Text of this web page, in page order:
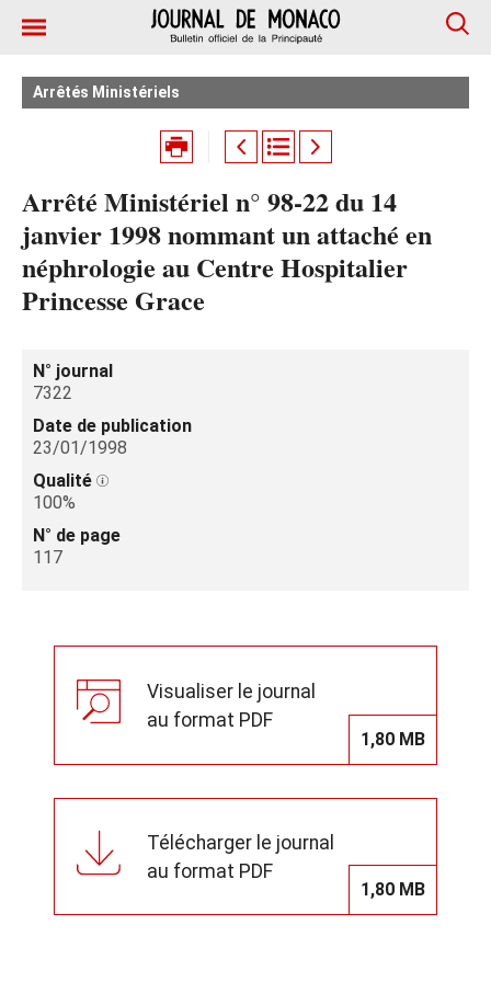
Arrêtés Ministériels
Arrêté Ministériel n° 98-22 du 14
janvier 1998 nommant un attaché en
néphrologie au Centre Hospitalier
Princesse Grace
N° journal
7322
Date de publication
23/01/1998
Qualité
100%
N° de page
117
Visualiser le journal
au format PDF
1,80 MB
Télécharger le journal
au format PDF
1,80 MB